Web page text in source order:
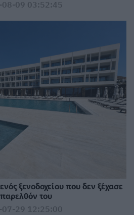
09 03:52:45
ξενοδοχείου που δεν ξέχασε
του
07-29 12:25:00